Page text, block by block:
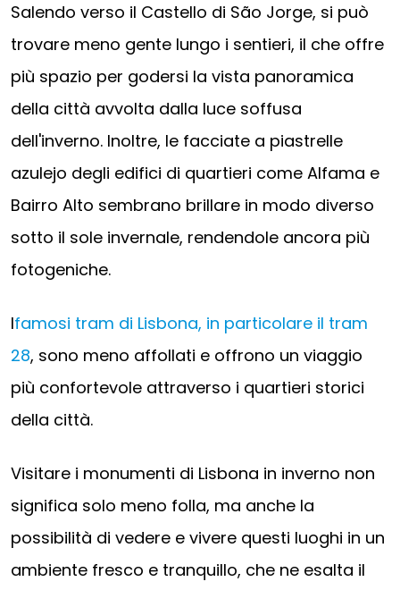
Salendo verso il Castello di São Jorge, si può
trovare meno gente lungo i sentieri, il che offre
più spazio per godersi la vista panoramica
della città avvolta dalla luce soffusa
dell'inverno. Inoltre, le facciate a piastrelle
azulejo degli edifici di quartieri come Alfama e
Bairro Alto sembrano brillare in modo diverso
sotto il sole invernale, rendendole ancora più
fotogeniche.
Ifamosi tram di Lisbona, in particolare il tram
28, sono meno affollati e offrono un viaggio
più confortevole attraverso i quartieri storici
della città.
Visitare i monumenti di Lisbona in inverno non
significa solo meno folla, ma anche la
possibilità di vedere e vivere questi luoghi in un
ambiente fresco e tranquillo, che ne esalta il